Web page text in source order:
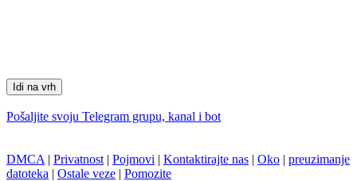
Idi na vrh
Pošaljite svoju Telegram grupu, kanal i bot
DMCA | Privatnost | Pojmovi | Kontaktirajte nas | Oko | preuzimanje
datoteka | Ostale veze | Pomozite